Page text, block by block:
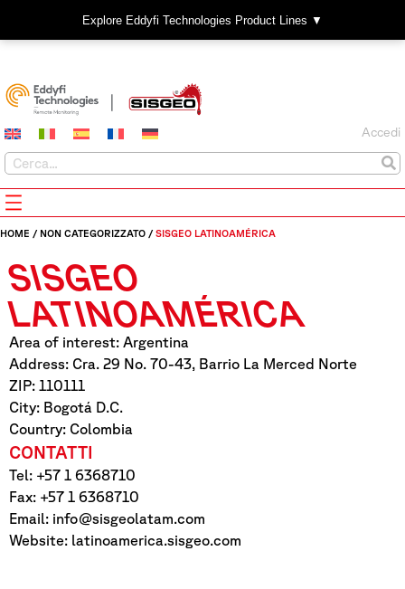
Explore Eddyfi Technologies Product Lines ▼
Accedi
HOME / NON CATEGORIZZATO / SISGEO LATINOAMÉRICA
SISGEO
LATINOAMÉRICA
Area of interest: Argentina
Address: Cra. 29 No. 70-43, Barrio La Merced Norte
ZIP: 110111
City: Bogotá D.C.
Country: Colombia
CONTATTI
Tel: +57 1 6368710
Fax: +57 1 6368710
Email: info@sisgeolatam.com
Website: latinoamerica.sisgeo.com